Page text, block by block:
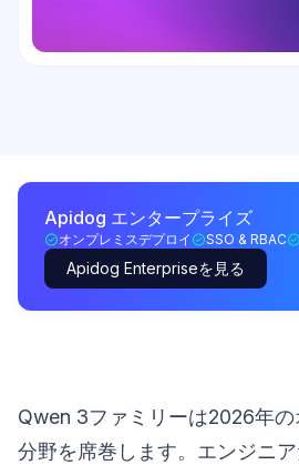
Apidog エンタープライズ
オンプレミスデプロイ SSO & RBAC
Apidog Enterpriseを見る
Qwen 3ファミリーは2026年
分野を席巻します。エンジニ